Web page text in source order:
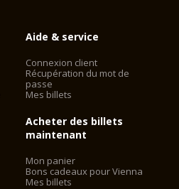
Aide & service
Connexion client
Récupération du mot de
passe
Mes billets
Acheter des billets
maintenant
Mon panier
Bons cadeaux pour Vienna
Mes billets